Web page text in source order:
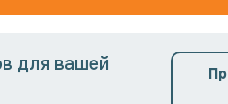
для вашей